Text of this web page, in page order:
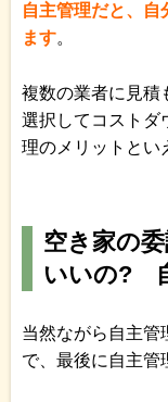
自主管理だと、自
ます。
複数の業者に見積
選択してコストダ
理のメリットとい
空き家の
いいの?
当然ながら自主管
で、最後に自主管